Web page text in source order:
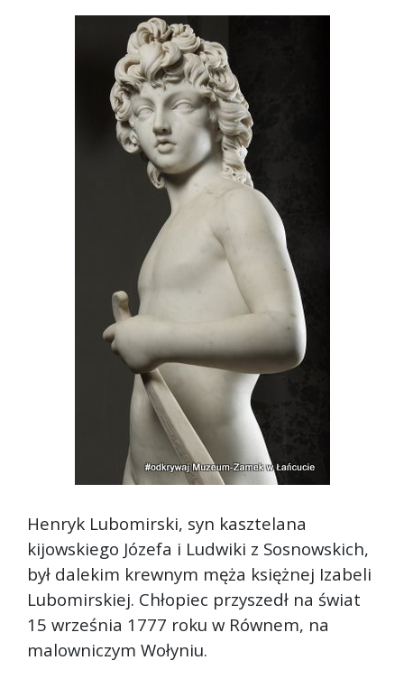
Henryk Lubomirski, syn kasztelana
kijowskiego Józefa i Ludwiki z Sosnowskich,
był dalekim krewnym męża księżnej Izabeli
Lubomirskiej. Chłopiec przyszedł na świat
15 września 1777 roku w Równem, na
malowniczym Wołyniu.